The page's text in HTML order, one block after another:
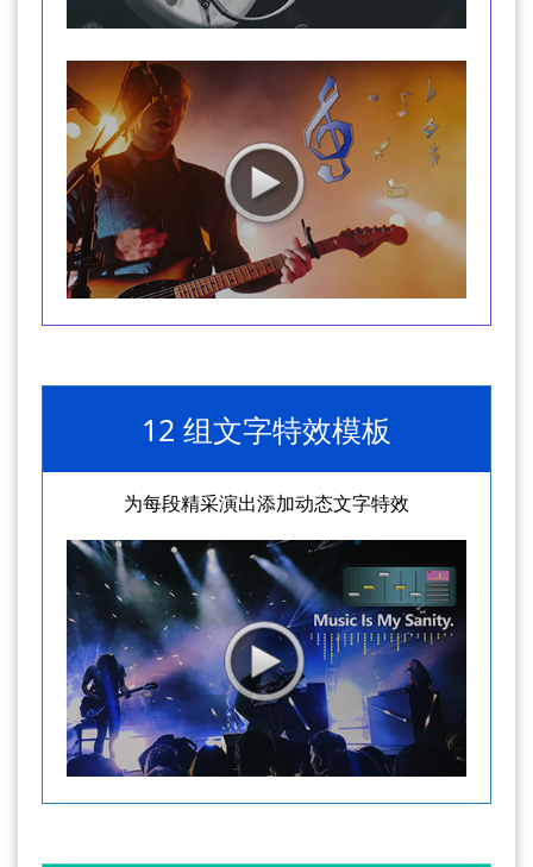
12 组文字特效模板
为每段精采演出添加动态文字特效